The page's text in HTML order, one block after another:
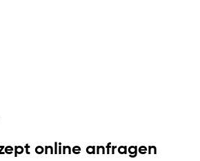
online anfragen